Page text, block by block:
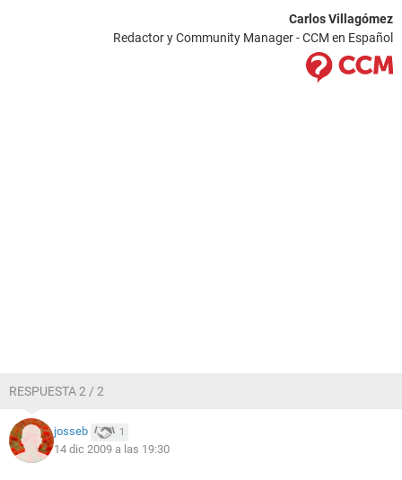
Carlos Villagómez
Redactor y Community Manager - CCM en Español
RESPUESTA 2 / 2
josseb 1
14 dic 2009 a las 19:30